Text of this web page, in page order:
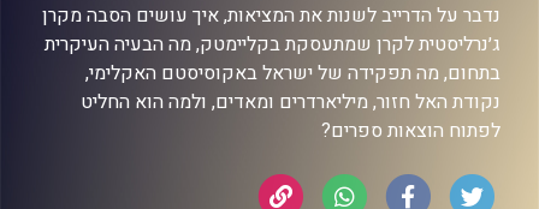
נדבר על הדרייב לשנות את המציאות, איך עושים הסבה מקרן
ג׳נרליסטית לקרן שמתעסקת בקליימטק, מה הבעיה העיקרית
בתחום, מה תפקידה של ישראל באקוסיסטם האקלימי,
נקודת האל חזור, מיליארדרים ומאדים, ולמה הוא החליט
לפתוח הוצאות ספרים?